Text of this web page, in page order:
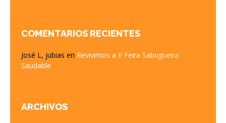
COMENTARIOS RECIENTES
José L, jubias en Revivimos a II Feira Sabugueira
Saudable
ARCHIVOS